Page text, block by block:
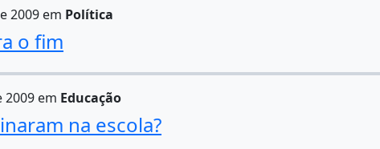
2009 em Política
o fim
2009 em Educação
na escola?